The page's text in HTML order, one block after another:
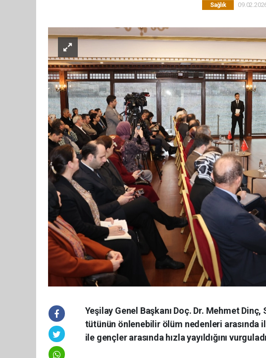
Sağlık
Yeşilay Genel Başkanı Doç. Dr. Mehmet
tütünün önlenebilir ölüm nedenleri arasında
ile gençler arasında hızla yayıldığını